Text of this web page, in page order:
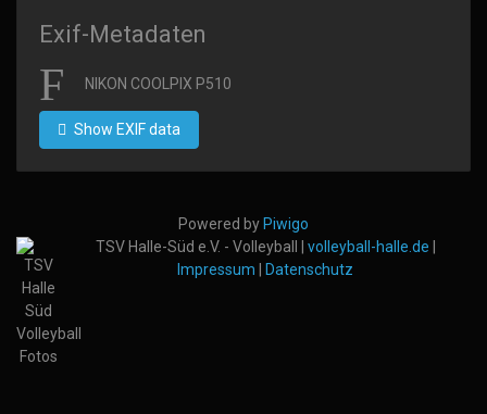
Exif-Metadaten
NIKON COOLPIX P510
Show EXIF data
Powered by Piwigo
TSV Halle-Süd e.V. - Volleyball | volleyball-halle.de
Impressum
Datenschutz